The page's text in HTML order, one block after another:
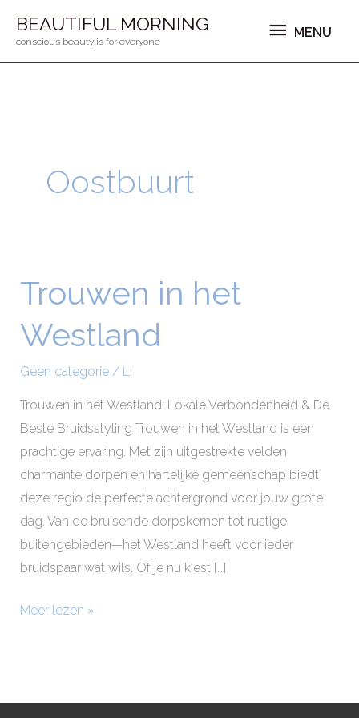
naarBEAUTIFUL MORNING
conscious beauty is for everyone
MENU
MENU
Oostbuurt
Trouwen in het
Westland
Geen categorie/ Li
Trouwen in het Westland: Lokale Verbondenheid & De
Beste Bruidsstyling Trouwen in het Westland is een
prachtige ervaring. Met zijn uitgestrekte velden,
charmante dorpen en hartelijke gemeenschap biedt
deze regio de perfecte achtergrond voor jouw grote
dag. Van de bruisende dorpskernen tot rustige
buitengebieden—het Westland heeft voor ieder
bruidspaar wat wils. Of je nu kiest […]
Trouwen
het
Meer lezen »